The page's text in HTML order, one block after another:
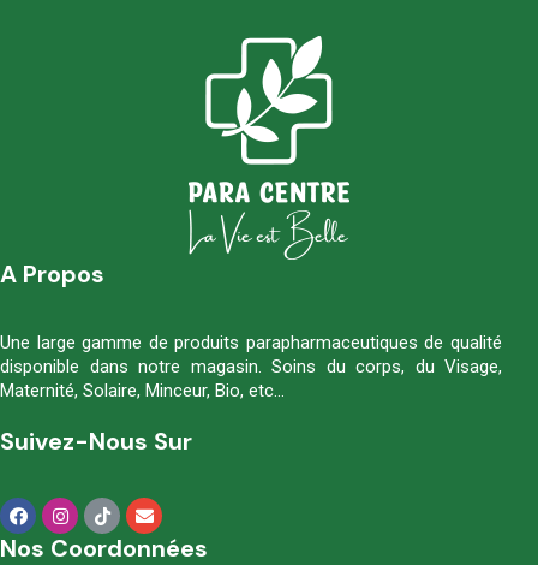
A Propos
Une large gamme de produits parapharmaceutiques de qualité
disponible dans notre magasin. Soins du corps, du Visage,
Maternité, Solaire, Minceur, Bio, etc…
Suivez-Nous Sur
Nos Coordonnées